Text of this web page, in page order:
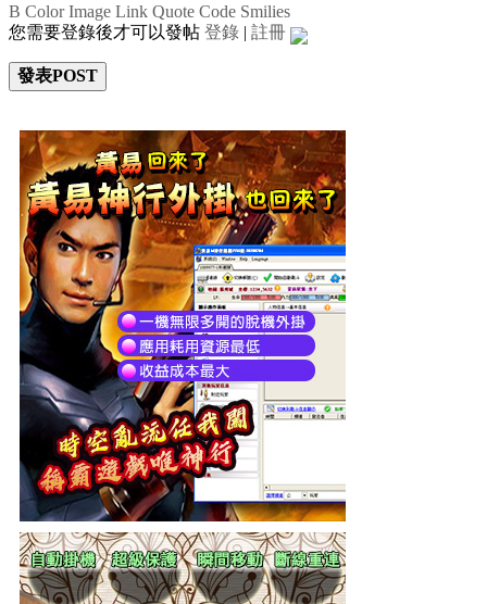
B Color Image Link Quote Code Smilies
您需要登錄後才可以發帖 登錄 | 註冊
發表POST